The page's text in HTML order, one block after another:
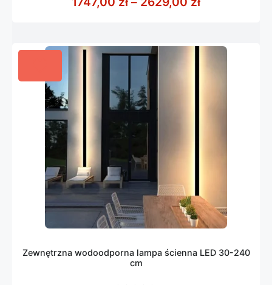
Zewnętrzna wodoodporna lampa ścienna LED 30-240
cm